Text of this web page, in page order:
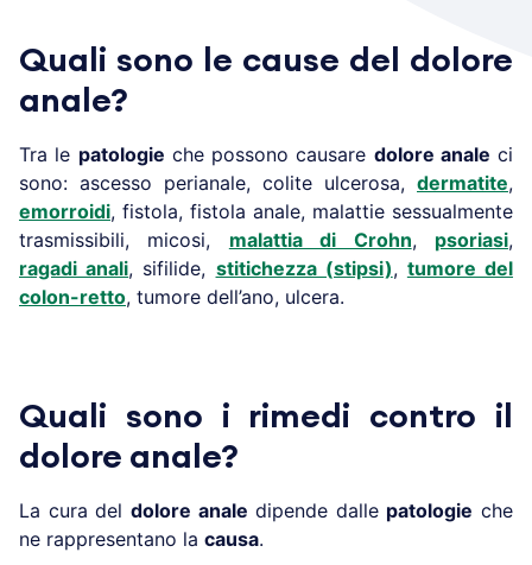
Quali sono le cause del dolore
anale?
Tra le patologie che possono causare dolore anale ci
sono: ascesso perianale, colite ulcerosa, dermatite,
emorroidi, fistola, fistola anale, malattie sessualmente
trasmissibili, micosi, malattia di Crohn, psoriasi,
ragadi anali, sifilide, stitichezza (stipsi), tumore del
colon-retto, tumore dell’ano, ulcera.
Quali sono i rimedi contro il
dolore anale?
La cura del dolore anale dipende dalle patologie che
ne rappresentano la causa.